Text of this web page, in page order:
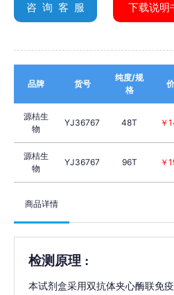
咨 询 客 服 下载说明
品牌 货号
纯度/规
格
源桔生
物
YJ36767 48T ￥
源桔生
物
YJ36767 96T ￥
商品详情
检测原理 :
本试剂盒采用双抗体夹心酶联免